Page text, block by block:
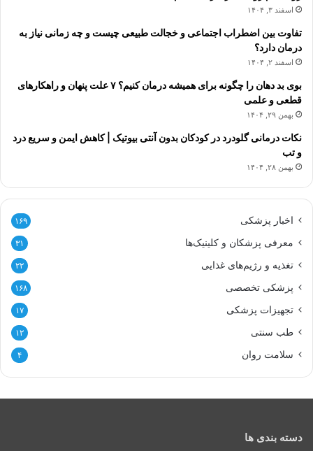
اسفند ۳, ۱۴۰۴
تفاوت بین اضطراب اجتماعی و خجالت طبیعی چیست و چه زمانی نیاز به
درمان دارد؟
اسفند ۲, ۱۴۰۴
بوی بد دهان را چگونه برای همیشه درمان کنیم؟ ۷ علت پنهان و راهکارهای
قطعی و علمی
بهمن ۲۹, ۱۴۰۴
نکات درمانی گلودرد در کودکان بدون آنتی بیوتیک | کاهش ایمن و سریع درد
و تب
بهمن ۲۸, ۱۴۰۴
اخبار پزشکی ۱۶۹
معرفی پزشکان و کلینیک‌ها ۳۱
تغذیه و رژیم‌های غذایی ۲۲
پزشکی تخصصی ۱۶۸
تجهیزات پزشکی ۱۷
طب سنتی ۱۲
سلامت روان ۴
دسته بندی ها